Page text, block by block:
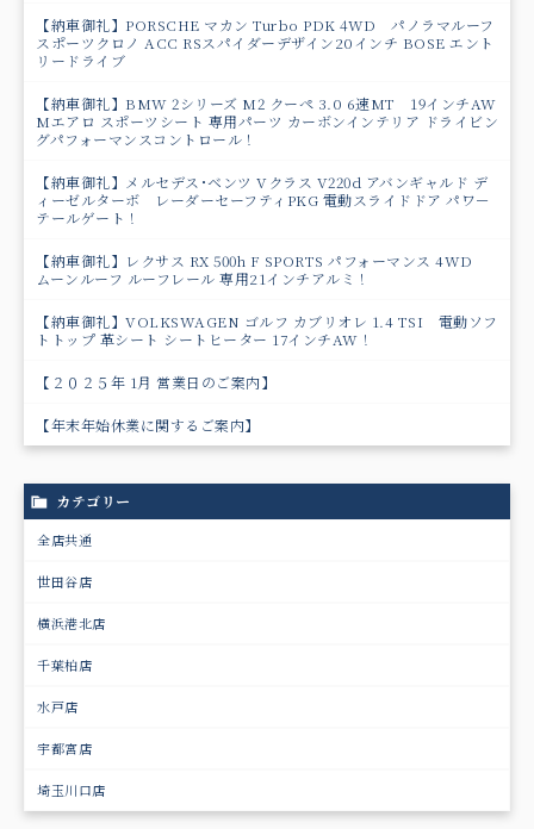
【納車御礼】PORSCHE マカン Turbo PDK 4WD パノラマルーフ
スポーツクロノ ACC RSスパイダーデザイン20インチ BOSE エント
リードライブ
【納車御礼】BMW 2シリーズ M2 クーペ 3.0 6速MT 19インチAW
Mエアロ スポーツシート 専用パーツ カーボンインテリア ドライビン
グパフォーマンスコントロール！
【納車御礼】メルセデス･ベンツ Vクラス V220d アバンギャルド デ
ィーゼルターボ レーダーセーフティPKG 電動スライドドア パワ－
テールゲート！
【納車御礼】レクサス RX 500h F SPORTS パフォーマンス 4WD
ムーンルーフ ルーフレール 専用21インチアルミ！
【納車御礼】VOLKSWAGEN ゴルフ カブリオレ 1.4 TSI 電動ソフ
トトップ 革シート シートヒーター 17インチAW！
【２０２５年 1月 営業日のご案内】
【年末年始休業に関するご案内】
カテゴリー
全店共通
世田谷店
横浜港北店
千葉柏店
水戸店
宇都宮店
埼玉川口店